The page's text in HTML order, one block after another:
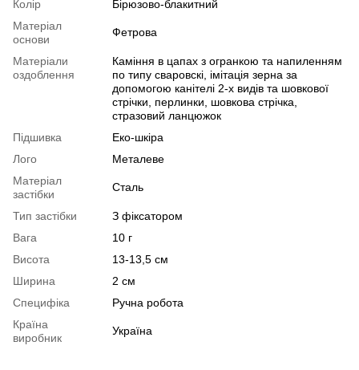
Колір
Бірюзово-блакитний
Матеріал
основи
Фетрова
Матеріали
оздоблення
Каміння в цапах з огранкою та напиленням
по типу сваровскі, імітація зерна за
допомогою канітелі 2-х видів та шовкової
стрічки, перлинки, шовкова стрічка,
стразовий ланцюжок
Підшивка
Еко-шкіра
Лого
Металеве
Матеріал
застібки
Сталь
Тип застібки
З фіксатором
Вага
10 г
Висота
13-13,5 см
Ширина
2 см
Специфіка
Ручна робота
Країна
виробник
Україна